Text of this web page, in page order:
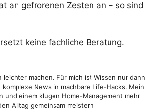
an gefrorenen Zesten an – so sind
keine fachliche Beratung.
machen. Für mich ist Wissen nur dann
News in machbare Life-Hacks. Mein
und einem klugen Home-Management mehr
Alltag gemeinsam meistern